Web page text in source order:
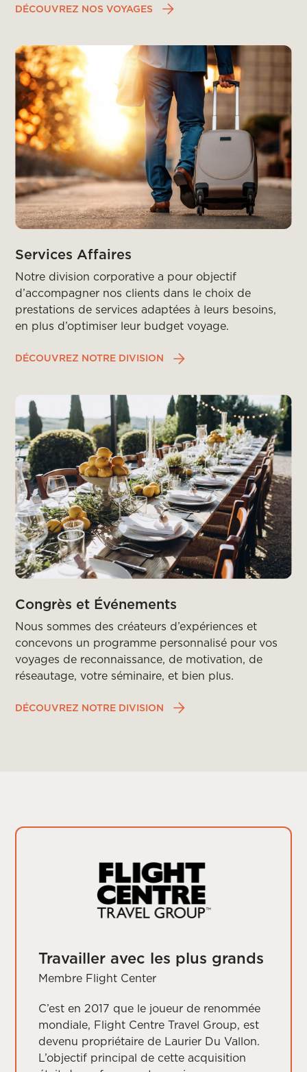
DÉCOUVREZ NOS VOYAGES
Services Affaires
Notre division corporative a pour objectif
d’accompagner nos clients dans le choix de
prestations de services adaptées à leurs besoins,
en plus d’optimiser leur budget voyage.
DÉCOUVREZ NOTRE DIVISION
Congrès et Événements
Nous sommes des créateurs d’expériences et
concevons un programme personnalisé pour vos
voyages de reconnaissance, de motivation, de
réseautage, votre séminaire, et bien plus.
DÉCOUVREZ NOTRE DIVISION
Travailler avec les plus grands
Membre Flight Center
C’est en 2017 que le joueur de renommée
mondiale, Flight Centre Travel Group, est
devenu propriétaire de Laurier Du Vallon.
L’objectif principal de cette acquisition